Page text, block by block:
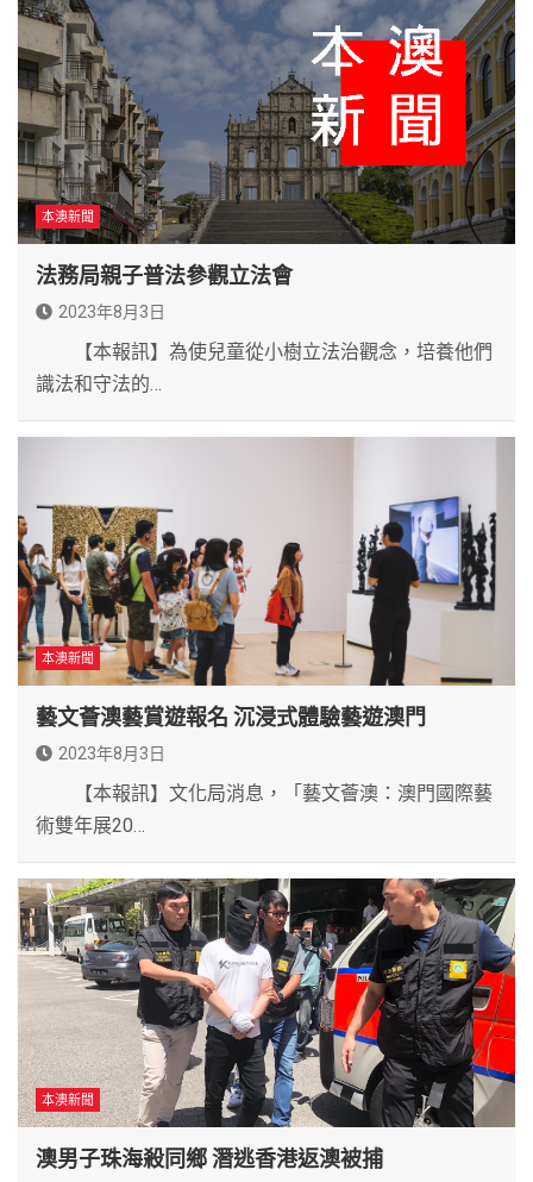
本澳新聞
法務局親子普法參觀立法會
2023年8月3日
【本報訊】為使兒童從小樹立法治觀念，培養他們
識法和守法的…
本澳新聞
藝文薈澳藝賞遊報名 沉浸式體驗藝遊澳門
2023年8月3日
【本報訊】文化局消息，「藝文薈澳：澳門國際藝
術雙年展20…
本澳新聞
澳男子珠海殺同鄉 潛逃香港返澳被捕